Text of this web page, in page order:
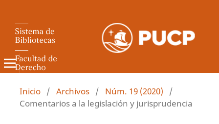
Revista de Derecho Administrativo
Inicio / Archivos / Núm. 19 (2020)
/
Comentarios a la legislación y jurisprudencia